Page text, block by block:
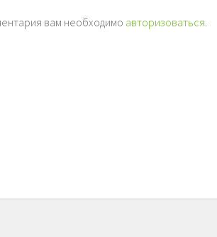
вам необходимо авторизоваться.